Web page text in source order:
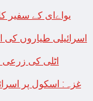
یواےای کے سفیر
اسرائیلی طیاروں کی
اٹلی کی زرعی
غزہ: اسکول پر